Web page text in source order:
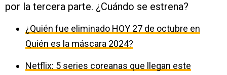
por la tercera parte. ¿Cuándo se estrena?
¿Quién fue eliminado HOY 27 de octubre en
Quién es la máscara 2024?
Netflix: 5 series coreanas que llegan este